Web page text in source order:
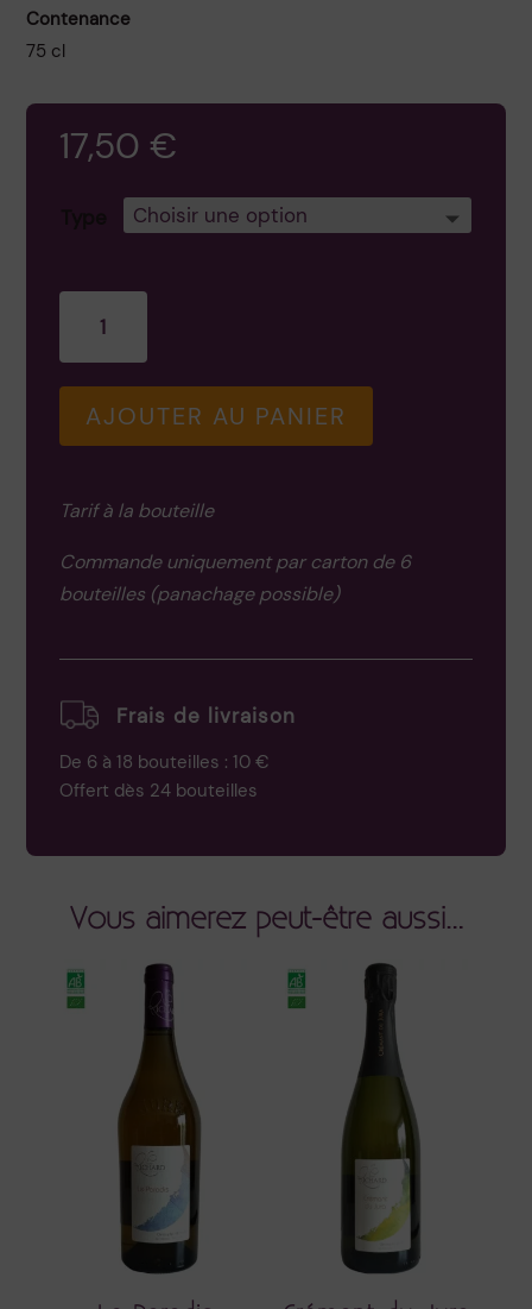
Contenance
75 cl
17,50 €
Macvin
AJOUTER AU PANIER
Tarif à la bouteille
Commande uniquement par carton de 6
bouteilles (panachage possible)
Frais de livraison
De 6 à 18 bouteilles : 10 €
Offert dès 24 bouteilles
Vous aimerez peut-être aussi…